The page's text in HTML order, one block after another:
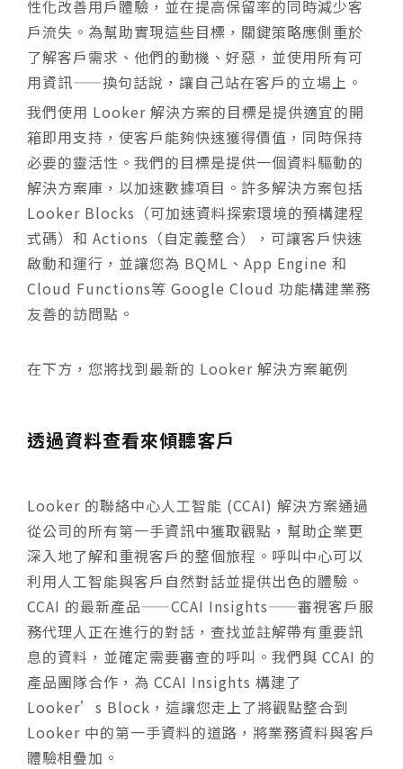
性化改善用戶體驗，並在提高保留率的同時減少客
戶流失。為幫助實現這些目標，關鍵策略應側重於
了解客戶需求、他們的動機、好惡，並使用所有可
用資訊——換句話說，讓自己站在客戶的立場上。
我們使用 Looker 解決方案的目標是提供適宜的開
箱即用支持，使客戶能夠快速獲得價值，同時保持
必要的靈活性。我們的目標是提供一個資料驅動的
解決方案庫，以加速數據項目。許多解決方案包括
Looker Blocks（可加速資料探索環境的預構建程
式碼）和 Actions（自定義整合），可讓客戶快速
啟動和運行，並讓您為 BQML、App Engine 和
Cloud Functions等 Google Cloud 功能構建業務
友善的訪問點。
在下方，您將找到最新的 Looker 解決方案範例
透過資料查看來傾聽客戶
Looker 的聯絡中心人工智能 (CCAI) 解決方案通過
從公司的所有第一手資訊中獲取觀點，幫助企業更
深入地了解和重視客戶的整個旅程。呼叫中心可以
利用人工智能與客戶自然對話並提供出色的體驗。
CCAI 的最新產品——CCAI Insights——審視客戶服
務代理人正在進行的對話，查找並註解帶有重要訊
息的資料，並確定需要審查的呼叫。我們與 CCAI 的
產品團隊合作，為 CCAI Insights 構建了
Looker’s Block，這讓您走上了將觀點整合到
Looker 中的第一手資料的道路，將業務資料與客戶
體驗相疊加。